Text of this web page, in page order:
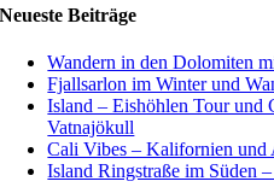
Neueste Beiträge
Wandern in den Dolomiten
Fjallsarlon im Winter und
Island – Eishöhlen Tour und
Vatnajökull
Cali Vibes – Kalifornien und
Island Ringstraße im Süden